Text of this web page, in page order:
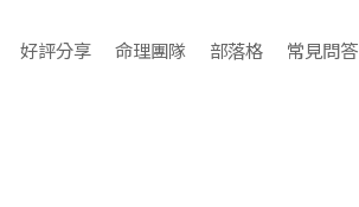
好評分享 命理團隊 部落格 常見問答